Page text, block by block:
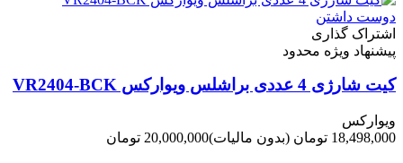
دوست داشتن
اشتراک گذاری
پیشنهاد ویژه محدود
کیت شارژی 4 عددی براشلس ویوارکس VR2404-BCK
ویوارکس
18,498,000 تومان
(بدون مالیات)20,000,000 تومان